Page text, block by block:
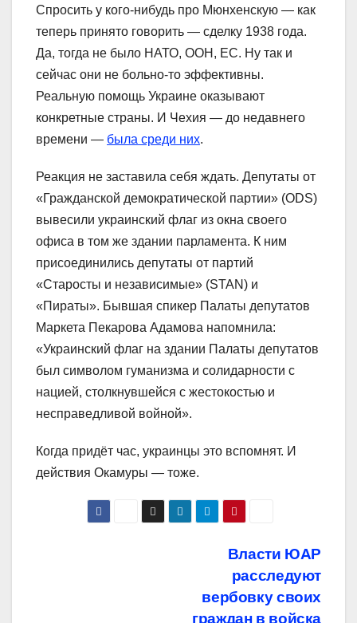
Спросить у кого-нибудь про Мюнхенскую — как
теперь принято говорить — сделку 1938 года.
Да, тогда не было НАТО, ООН, ЕС. Ну так и
сейчас они не больно-то эффективны.
Реальную помощь Украине оказывают
конкретные страны. И Чехия — до недавнего
времени — была среди них.
Реакция не заставила себя ждать. Депутаты от
«Гражданской демократической партии» (ODS)
вывесили украинский флаг из окна своего
офиса в том же здании парламента. К ним
присоединились депутаты от партий
«Старосты и независимые» (STAN) и
«Пираты». Бывшая спикер Палаты депутатов
Маркета Пекарова Адамова напомнила:
«Украинский флаг на здании Палаты депутатов
был символом гуманизма и солидарности с
нацией, столкнувшейся с жестокостью и
несправедливой войной».
Когда придёт час, украинцы это вспомнят. И
действия Окамуры — тоже.
Власти ЮАР
расследуют
вербовку своих
граждан в войска